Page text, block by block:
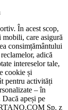
În acest scop,
care asigură
consimțământului
adică
intereselor tale,
cookie și
pentru activități
– în
apeși pe
Sp. z